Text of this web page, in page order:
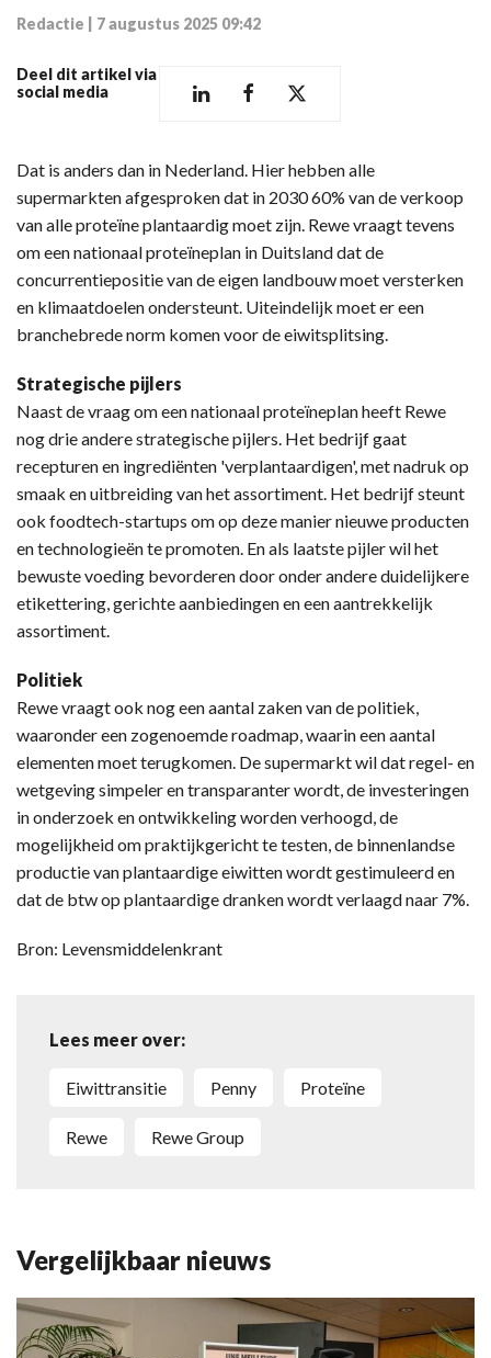
Redactie 7 augustus 2025 09:42
Deel dit artikel via
social media
Dat is anders dan in Nederland. Hier hebben alle
supermarkten afgesproken dat in 2030 60% van de verkoop
van alle proteïne plantaardig moet zijn. Rewe vraagt tevens
om een nationaal proteïneplan in Duitsland dat de
concurrentiepositie van de eigen landbouw moet versterken
en klimaatdoelen ondersteunt. Uiteindelijk moet er een
branchebrede norm komen voor de eiwitsplitsing.
Strategische pijlers
Naast de vraag om een nationaal proteïneplan heeft Rewe
nog drie andere strategische pijlers. Het bedrijf gaat
recepturen en ingrediënten 'verplantaardigen', met nadruk op
smaak en uitbreiding van het assortiment. Het bedrijf steunt
ook foodtech-startups om op deze manier nieuwe producten
en technologieën te promoten. En als laatste pijler wil het
bewuste voeding bevorderen door onder andere duidelijkere
etikettering, gerichte aanbiedingen en een aantrekkelijk
assortiment.
Politiek
Rewe vraagt ook nog een aantal zaken van de politiek,
waaronder een zogenoemde roadmap, waarin een aantal
elementen moet terugkomen. De supermarkt wil dat regel- en
wetgeving simpeler en transparanter wordt, de investeringen
in onderzoek en ontwikkeling worden verhoogd, de
mogelijkheid om praktijkgericht te testen, de binnenlandse
productie van plantaardige eiwitten wordt gestimuleerd en
dat de btw op plantaardige dranken wordt verlaagd naar 7%.
Bron: Levensmiddelenkrant
Lees meer over:
eiwittransitie Penny proteïne
Rewe Rewe Group
Vergelijkbaar nieuws